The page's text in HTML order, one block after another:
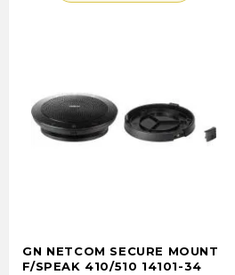
GN NETCOM SECURE MOUNT
F/SPEAK 410/510 14101-34